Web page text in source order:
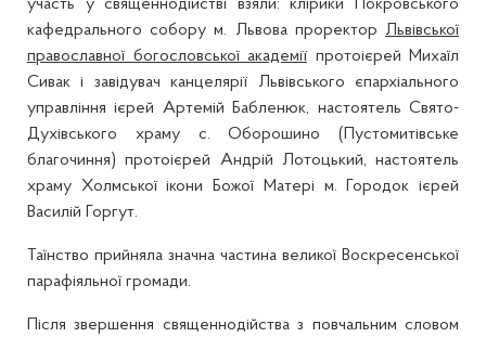
участь у священнодійстві взяли: клірики Покровського
кафедрального собору м. Львова проректор Львівської
православної богословської академії протоієрей Михаїл
Сивак і завідувач канцелярії Львівського єпархіального
управління ієрей Артемій Бабленюк, настоятель Свято-
Духівського храму с. Оборошино (Пустомитівське
благочиння) протоієрей Андрій Лотоцький, настоятель
храму Холмської ікони Божої Матері м. Городок ієрей
Василій Горгут.
Таїнство прийняла значна частина великої Воскресенської
парафіяльної громади.
Після звершення священнодійства з повчальним словом